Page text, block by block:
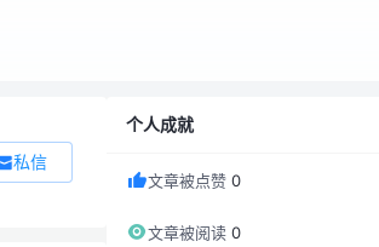
私信
个人成就
文章被点赞 0
文章被阅读 0